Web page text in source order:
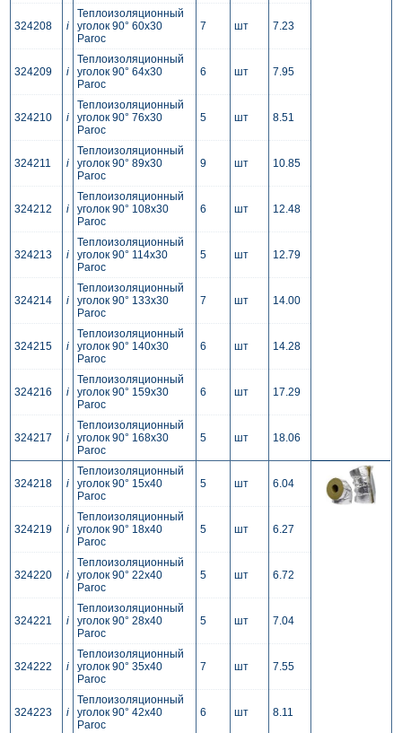
324208 i
Теплоизоляционный
уголок 90° 60x30
Paroc
7 шт 7.23
324209 i
Теплоизоляционный
уголок 90° 64x30
Paroc
6 шт 7.95
324210 i
Теплоизоляционный
уголок 90° 76x30
Paroc
5 шт 8.51
324211 i
Теплоизоляционный
уголок 90° 89x30
Paroc
9 шт 10.85
324212 i
Теплоизоляционный
уголок 90° 108x30
Paroc
6 шт 12.48
324213 i
Теплоизоляционный
уголок 90° 114x30
Paroc
5 шт 12.79
324214 i
Теплоизоляционный
уголок 90° 133x30
Paroc
7 шт 14.00
324215 i
Теплоизоляционный
уголок 90° 140x30
Paroc
6 шт 14.28
324216 i
Теплоизоляционный
уголок 90° 159x30
Paroc
6 шт 17.29
324217 i
Теплоизоляционный
уголок 90° 168x30
Paroc
5 шт 18.06
324218 i
Теплоизоляционный
уголок 90° 15x40
Paroc
5 шт 6.04
324219 i
Теплоизоляционный
уголок 90° 18x40
Paroc
5 шт 6.27
324220 i
Теплоизоляционный
уголок 90° 22x40
Paroc
5 шт 6.72
324221 i
Теплоизоляционный
уголок 90° 28x40
Paroc
5 шт 7.04
324222 i
Теплоизоляционный
уголок 90° 35x40
Paroc
7 шт 7.55
324223 i
Теплоизоляционный
уголок 90° 42x40
Paroc
6 шт 8.11